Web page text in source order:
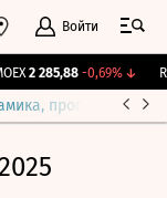
Войти
2 285,88 -0,69%↓
прогнозы